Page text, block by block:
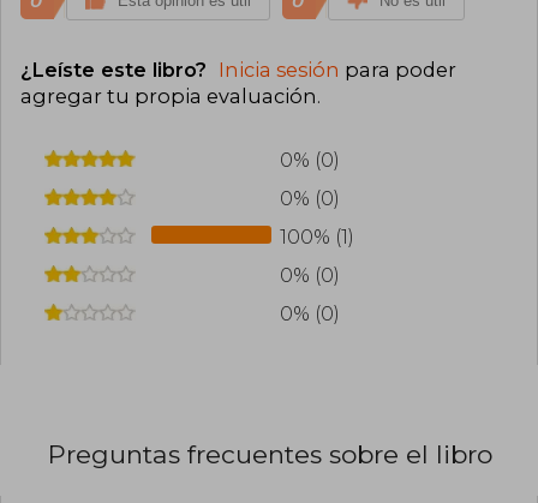
¿Leíste este libro? Inicia sesión para poder
agregar tu propia evaluación.
0% (0)
0% (0)
100% (1)
0% (0)
0% (0)
Preguntas frecuentes sobre el libro